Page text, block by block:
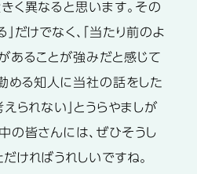
く異なると思います。その
だけでなく、「当たり前のよ
あることが強みだと感じて
める知人に当社の話をした
えられない」とうらやましが
の皆さんには、ぜひそうし
ければうれしいですね。